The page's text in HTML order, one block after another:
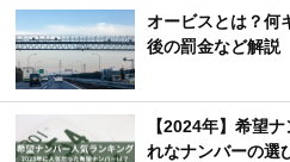
オービスとは？何
後の罰金など解説
【2024年】希望
れなナンバーの選